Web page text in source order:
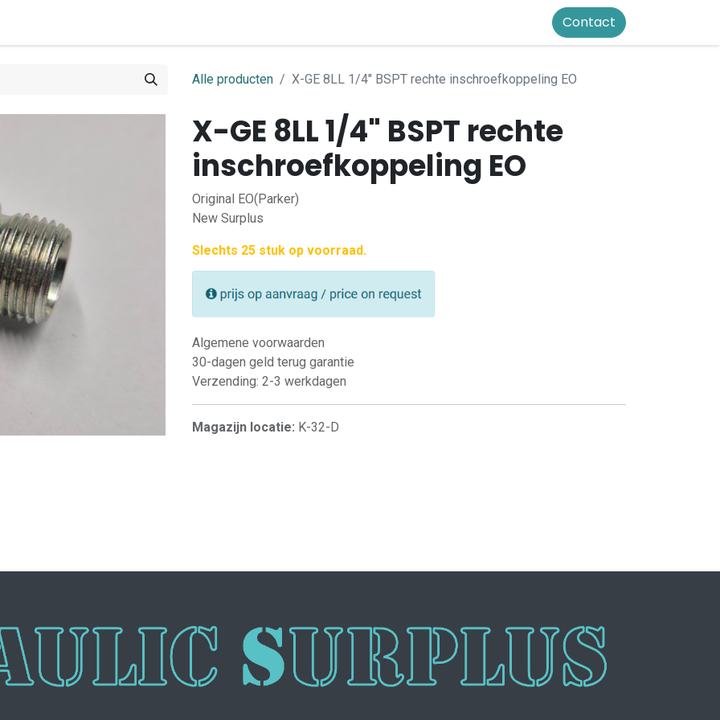
Contact
Alle producten X-GE 8LL 1/4" BSPT rechte inschroefkoppeling EO
X-GE 8LL 1/4" BSPT rechte
inschroefkoppeling EO
Original EO(Parker)
New Surplus
Slechts 25 stuk op voorraad.
Algemene voorwaarden
30-dagen geld terug garantie
Verzending: 2-3 werkdagen
Magazijn locatie: K-32-D